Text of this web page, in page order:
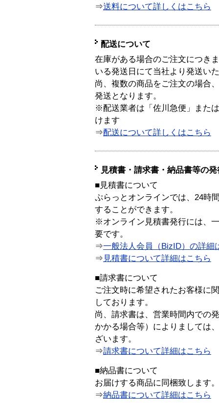
⇒送料について詳しくはこちら
配送について
在庫がある場合のご注文につき
いる発送日にて当社より発送い
尚、複数の商品をご注文の場合
発送となります。
※配送業者は「佐川急便」また
けます
⇒配送について詳しくはこちら
見積書・請求書・納品書等の
■見積書について
ぷらっとオンラインでは、24時
することができます。
※オンライン見積書発行には、
要です。
⇒一般法人会員（BizID）の詳細
⇒ 見積書について詳細はこちら
■請求書について
ご注文時に希望されたお客様に
しております。
尚、請求書は、営業時間内での
かかる場合等）によりましては
ざいます。
⇒請求書について詳細はこちら
■納品書について
お届けする商品に同梱致します。
⇒納品書について詳細はこちら